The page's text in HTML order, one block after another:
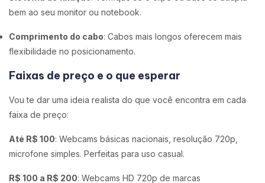
bem ao seu monitor ou notebook.
Comprimento do cabo: Cabos mais longos oferecem mais
flexibilidade no posicionamento.
Faixas de preço e o que esperar
Vou te dar uma ideia realista do que você encontra em cada
faixa de preço:
Até R$ 100: Webcams básicas nacionais, resolução 720p,
microfone simples. Perfeitas para uso casual.
R$ 100 a R$ 200: Webcams HD 720p de marcas